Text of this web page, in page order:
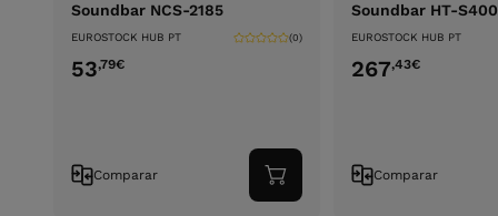
Soundbar NCS-2185
EUROSTOCK HUB PT (0)
53,79€
Comparar
Adicionar
ao
Soundbar HT-S400
EUROSTOCK HUB PT
267,43€
Comparar